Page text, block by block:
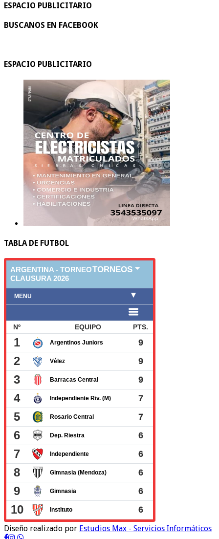
ESPACIO PUBLICITARIO
BUSCANOS EN FACEBOOK
ESPACIO PUBLICITARIO
TABLA DE FUTBOL
Diseño realizado por Estudios Max - Servicios Informáticos